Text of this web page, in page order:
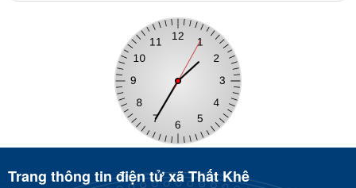
Trang thông tin điện tử xã Thất Khê